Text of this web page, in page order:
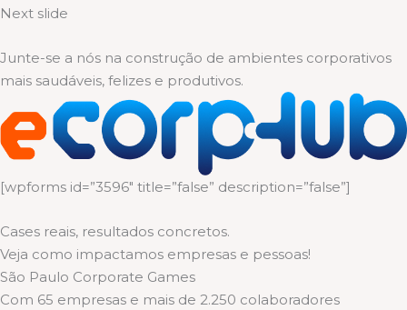
Next slide
Junte-se a nós na construção de ambientes corporativos
mais saudáveis, felizes e produtivos.
[wpforms id=”3596″ title=”false” description=”false”]
Cases reais, resultados concretos.
Veja como impactamos empresas e pessoas!
São Paulo Corporate Games
Com 65 empresas e mais de 2.250 colaboradores